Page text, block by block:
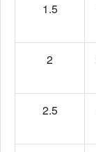
1.5
2
2.5